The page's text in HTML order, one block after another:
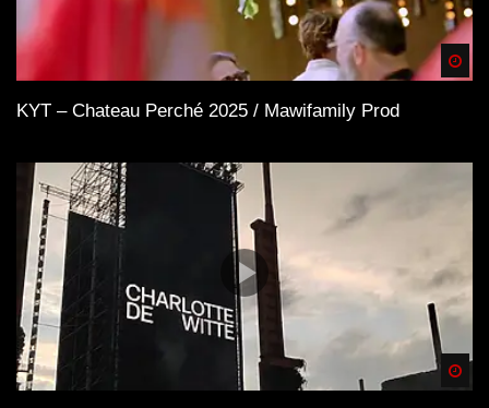
KYT – Chateau Perché 2025 / Mawifamily Prod